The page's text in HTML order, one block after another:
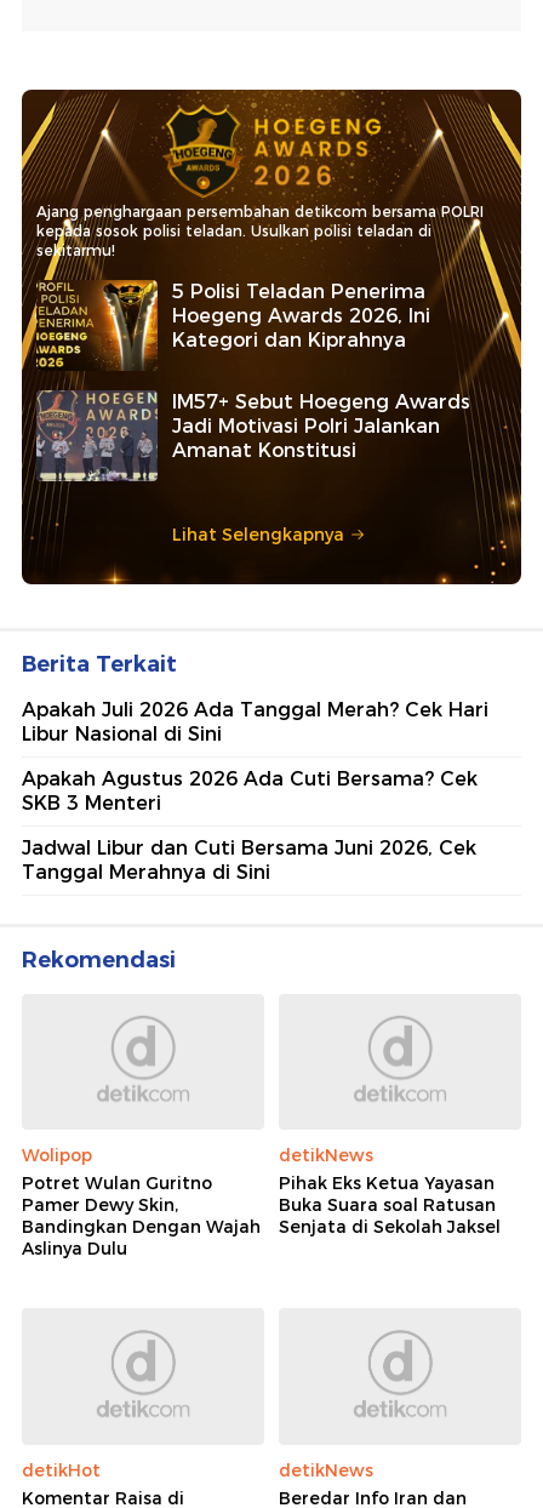
Ajang penghargaan persembahan detikcom bersama POLRI
kepada sosok polisi teladan. Usulkan polisi teladan di
sekitarmu!
5 Polisi Teladan Penerima
Hoegeng Awards 2026, Ini
Kategori dan Kiprahnya
IM57+ Sebut Hoegeng Awards
Jadi Motivasi Polri Jalankan
Amanat Konstitusi
Lihat Selengkapnya
Berita Terkait
Apakah Juli 2026 Ada Tanggal Merah? Cek Hari
Libur Nasional di Sini
Apakah Agustus 2026 Ada Cuti Bersama? Cek
SKB 3 Menteri
Jadwal Libur dan Cuti Bersama Juni 2026, Cek
Tanggal Merahnya di Sini
Rekomendasi
Wolipop
Potret Wulan Guritno
Pamer Dewy Skin,
Bandingkan Dengan Wajah
Aslinya Dulu
detikNews
Pihak Eks Ketua Yayasan
Buka Suara soal Ratusan
Senjata di Sekolah Jaksel
detikHot
Komentar Raisa di
detikNews
Beredar Info Iran dan